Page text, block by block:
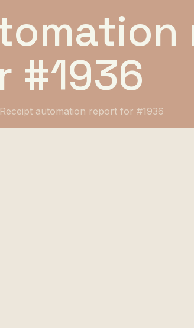
#1936
Receipt automation report for #1936